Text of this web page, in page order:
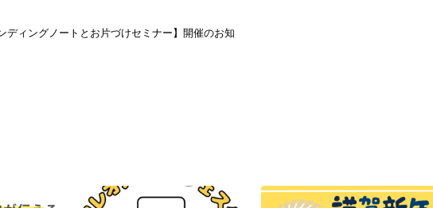
ディングノートとお片づけセミナー】開催のお知